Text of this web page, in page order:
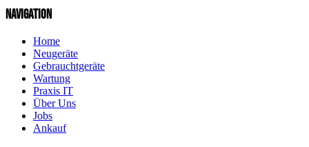
NAVIGATION
Home
Neugeräte
Gebrauchtgeräte
Wartung
Praxis IT
Über Uns
Jobs
Ankauf